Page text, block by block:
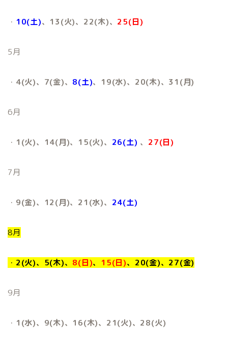
・ 10(土)、13(火)、22(木)、 25(日)
5月
・ 4(火)、7(金)、 8(土)、19(水)、20(木)、31(月)
6月
・ 1(火)、14(月)、15(火)、 26(土) 、 27(日)
7月
・ 9(金)、12(月)、21(水)、 24(土)
8月
・ 2(火)、5(木)、 8(日)、 15(日)、20(金)、27(金)
9月
・ 1(水)、9(木)、16(木)、21(火)、28(火)